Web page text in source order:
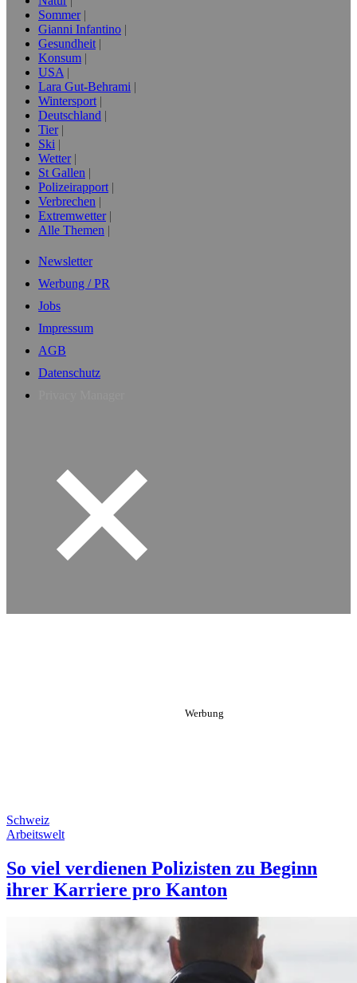
Sommer
Gianni Infantino
Gesundheit
Konsum
USA
Lara Gut-Behrami
Wintersport
Deutschland
Tier
Ski
Wetter
St Gallen
Polizeirapport
Verbrechen
Extremwetter
Alle Themen
Newsletter
Werbung / PR
Jobs
Impressum
AGB
Datenschutz
Schweiz
Arbeitswelt
So viel verdienen Polizisten zu Beginn
ihrer Karriere pro Kanton